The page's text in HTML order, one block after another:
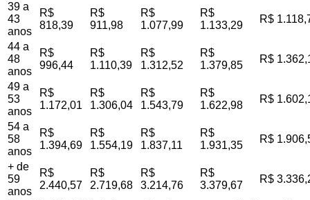
39 a
43
anos
R$
818,39
R$
911,98
R$
1.077,99
R$
1.133,29
R$
44 a
48
anos
R$
996,44
R$
1.110,39
R$
1.312,52
R$
1.379,85
R$
49 a
53
anos
R$
1.172,01
R$
1.306,04
R$
1.543,79
R$
1.622,98
R$
54 a
58
anos
R$
1.394,69
R$
1.554,19
R$
1.837,11
R$
1.931,35
R$
+ de
59
anos
R$
2.440,57
R$
2.719,68
R$
3.214,76
R$
3.379,67
R$